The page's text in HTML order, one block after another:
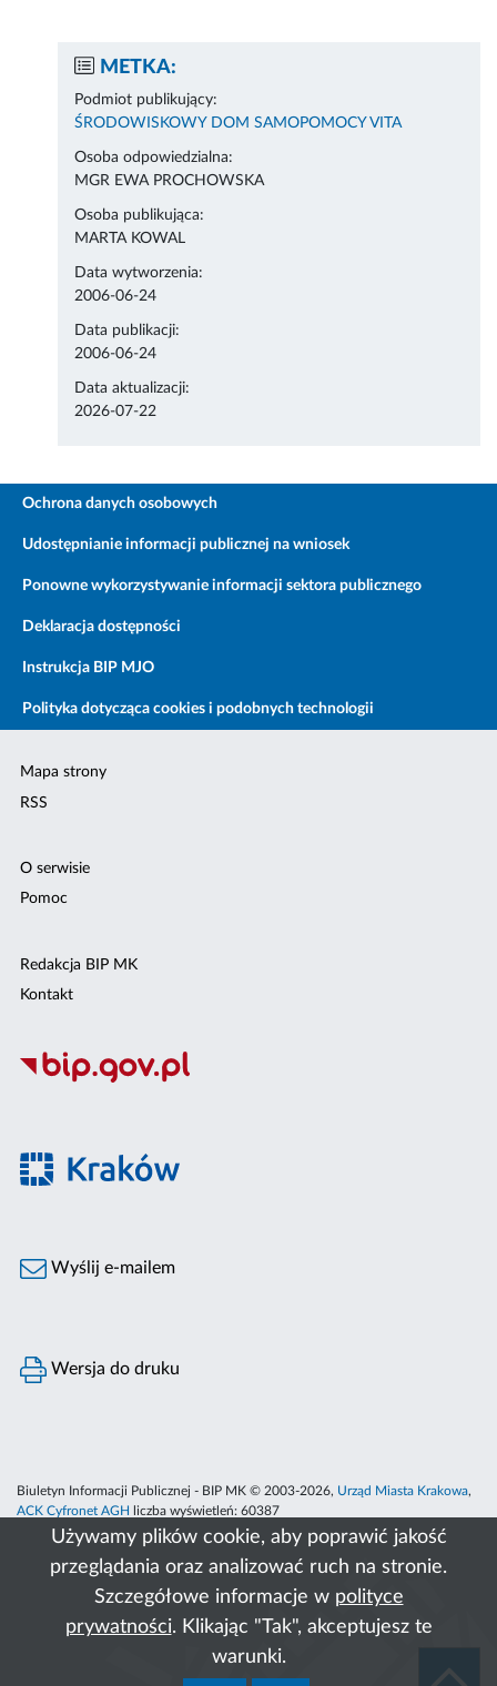
Używamy plików cookie, aby poprawić jakość
przeglądania oraz analizować ruch na stronie.
Szczegółowe informacje w polityce
prywatności. Klikając "Tak", akceptujesz te
warunki.
METKA:
Podmiot publikujący:
ŚRODOWISKOWY DOM SAMOPOMOCY VITA
Osoba odpowiedzialna:
MGR EWA PROCHOWSKA
Osoba publikująca:
MARTA KOWAL
Data wytworzenia:
2006-06-24
Data publikacji:
2006-06-24
Data aktualizacji:
2026-07-22
Ochrona danych osobowych
Udostępnianie informacji publicznej na wniosek
Ponowne wykorzystywanie informacji sektora publicznego
Deklaracja dostępności
Instrukcja BIP MJO
Polityka dotycząca cookies i podobnych technologii
Mapa strony
RSS
O serwisie
Pomoc
Redakcja BIP MK
Kontakt
Wyślij e-mailem
Wersja do druku
Biuletyn Informacji Publicznej - BIP MK © 2003-2026, Urząd Miasta Krakowa,
ACK Cyfronet AGH
liczba wyświetleń: 60387